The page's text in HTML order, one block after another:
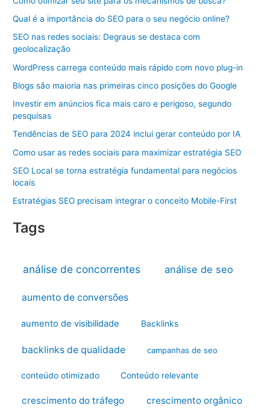
Qual é a importância do SEO para o seu negócio online?
SEO nas redes sociais: Degraus se destaca com
geolocalização
WordPress carrega conteúdo mais rápido com novo plug-in
Blogs são maioria nas primeiras cinco posições do Google
Investir em anúncios fica mais caro e perigoso, segundo
pesquisas
Tendências de SEO para 2024 inclui gerar conteúdo por IA
Como usar as redes sociais para maximizar estratégia SEO
SEO Local se torna estratégia fundamental para negócios
locais
Estratégias SEO precisam integrar o conceito Mobile-First
Tags
análise de concorrentes análise de seo
aumento de conversões
aumento de visibilidade Backlinks
backlinks de qualidade campanhas de seo
conteúdo otimizado Conteúdo relevante
crescimento do tráfego crescimento orgânico